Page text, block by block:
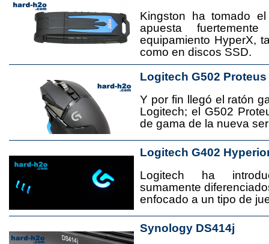
Kingston ha tomado
apuesta
equipamiento HyperX,
como en discos SSD.
Logitech G502 Proteus
Y por fin llegó el ratón
Logitech; el G502
de gama de la nueva
Logitech G402
Logitech ha
sumamente
enfocado a un tipo de
Synology DS414j